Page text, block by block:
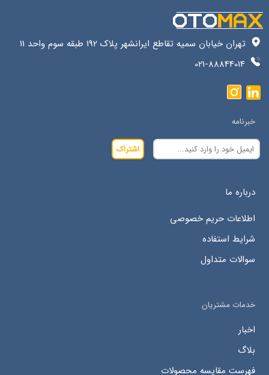
تهران خیابان سمیه تقاطع ایرانشهر پلاک 192 طبقه سوم واحد 11
021-88844014
خبرنامه
اشتراک
درباره ما
اطلاعات حریم خصوصی
شرایط استفاده
سوالات متداول
خدمات مشتریان
اخبار
بلاگ
فهرست مقایسه محصولات